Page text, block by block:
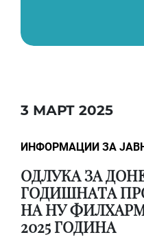
3 МАРТ 2025
ИНФОРМАЦИИ ЗА
ОДЛУКА ЗА
ГОДИШНАТА
НА НУ
2025 ГОДИНА